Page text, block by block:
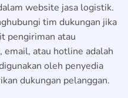
website jasa logistik.
tim dukungan jika
pengiriman atau
email, atau hotline adalah
oleh penyedia
dukungan pelanggan.